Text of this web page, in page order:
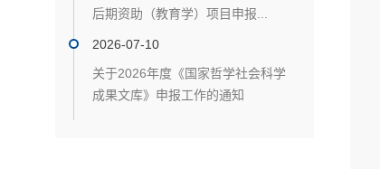
后期资助（教育学）项目申报...
2026-07-10
关于2026年度《国家哲学社会科学
成果文库》申报工作的通知